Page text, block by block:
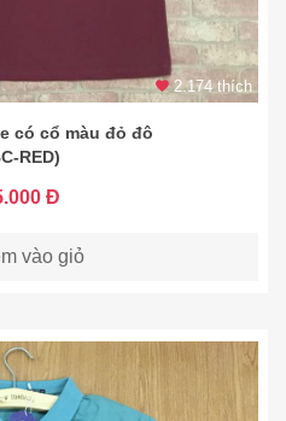
2.174 thích
có cổ màu đỏ đô
RED)
Đ
vào giỏ